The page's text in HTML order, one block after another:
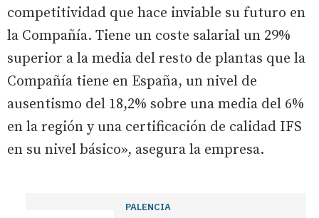
competitividad que hace inviable su futuro en
la Compañía. Tiene un coste salarial un 29%
superior a la media del resto de plantas que la
Compañía tiene en España, un nivel de
ausentismo del 18,2% sobre una media del 6%
en la región y una certificación de calidad IFS
en su nivel básico», asegura la empresa.
PALENCIA